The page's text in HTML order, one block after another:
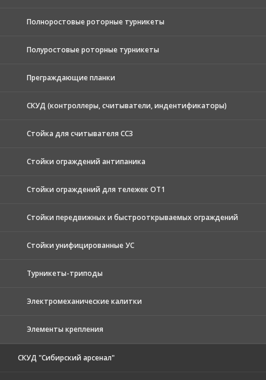
Полноростовые роторные турникеты
Полуростовые роторные турникеты
Преграждающие планки
СКУД (контроллеры, считыватели, индентификаторы)
Стойка для считывателя СС3
Стойки ограждений антипаника
Стойки ограждений для тележек ОТ1
Стойки передвижных и быстрооткрываемых ограждений
Стойки унифицированные УС
Турникеты-триподы
Электромеханические калитки
Элементы крепления
СКУД "Сибирский арсенал"